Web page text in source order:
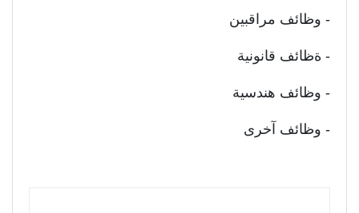
- وظائف مراقبين
- ةظائف قانونية
- وظائف هندسية
- وظائف آخرى